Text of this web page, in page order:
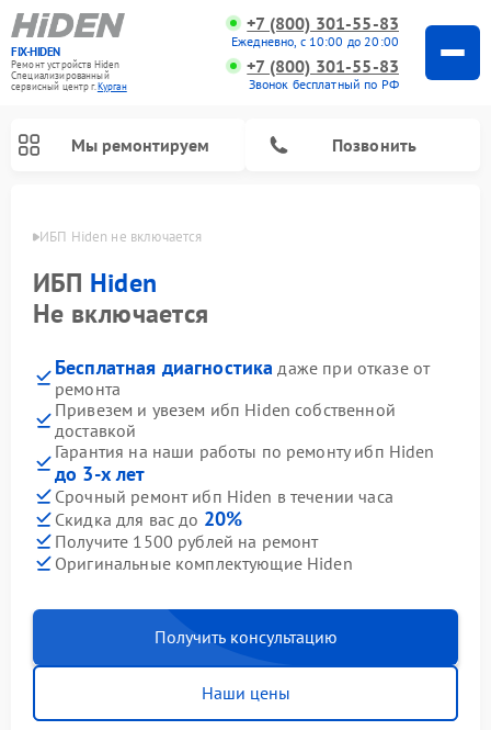
FIX-HIDEN
Ремонт устройств Hiden
Специализированный
cервисный центр г.Курган
+7 (800) 301-55-83
Ежедневно, с 10:00 до 20:00
+7 (800) 301-55-83
Звонок бесплатный по РФ
Мы ремонтируем Позвонить
ИБП Hiden не включается
ИБП Hiden
Не включается
Бесплатная диагностика даже при отказе от
ремонта
Привезем и увезем ибп Hiden собственной
доставкой
Гарантия на наши работы по ремонту ибп Hiden
до 3-х лет
Срочный ремонт ибп Hiden в течении часа
Скидка для вас до 20%
Получите 1500 рублей на ремонт
Оригинальные комплектующие Hiden
Получить консультацию
Наши цены